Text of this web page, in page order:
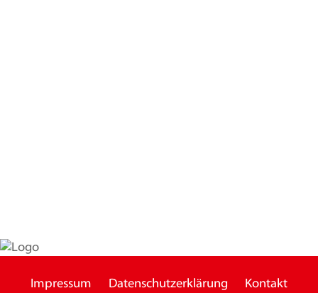
Impressum Datenschutzerklärung Kontakt